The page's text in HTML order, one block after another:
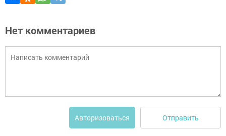
Нет комментариев
Авторизоваться Отправить